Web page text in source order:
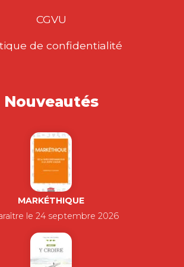
CGVU
de confidentialité
Nouveautés
MARKÉTHIQUE
le 24 septembre 2026